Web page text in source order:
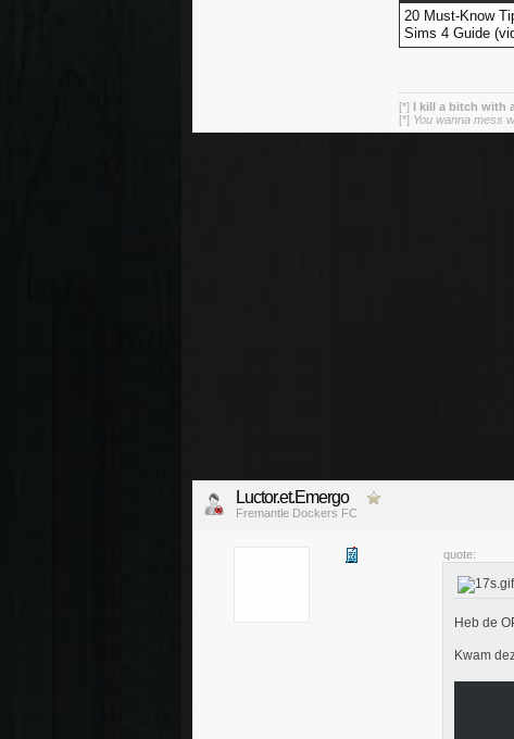
20 Must-Know
Sims 4 Guide
[*] I kill a bitch with
[*] You wanna mess
Luctor.et.Emergo
Fremantle Dockers FC
quote:
Heb de
Kwam